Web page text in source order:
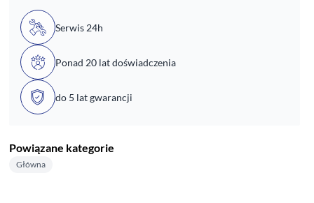
Serwis 24h
Ponad 20 lat doświadczenia
do 5 lat gwarancji
Powiązane kategorie
Główna